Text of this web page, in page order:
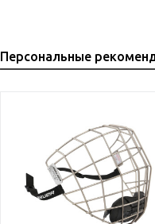
Персональные